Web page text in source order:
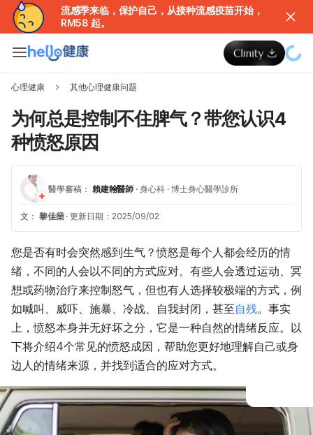
流感季来临，保护自己，从接种流感疫苗开始，
RM58 起。
心理健康 其他心理健康问题
为何总是控制不住脾气？带您认识4
种愤怒原因
醫學審稿： 賴建翰醫師 · 身心科 · 博士身心醫學診所
文： 黎佳燊 · 更新日期：2025/09/02
您是否有时会突然感到生气？愤怒是每个人都会经历的情
绪，不同的人会以不同的方式应对。有些人会透过运动、冥
想或药物治疗来控制怒气，但也有人选择较极端的方式，例
如喊叫、威吓、施暴、冷战、自我封闭，甚至自残。事实
上，愤怒本身并无好坏之分，它是一种自然的情绪反应。以
下将介绍4个常见的愤怒成因，帮助您更好地理解自己或身
边人的情绪来源，并找到适合的应对方式。